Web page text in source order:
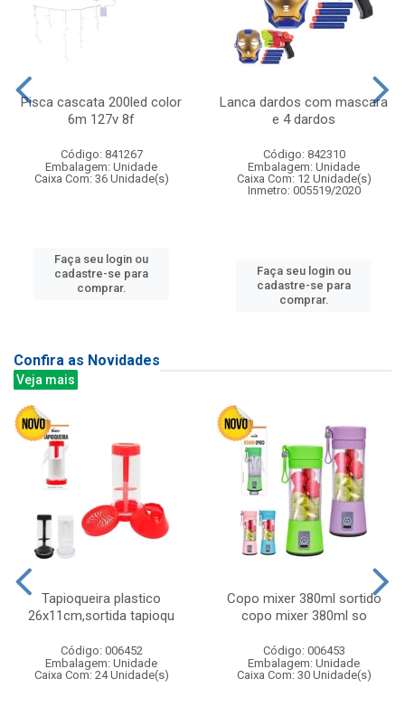
Pisca cascata 200led color
6m 127v 8f
Código: 841267
Embalagem: Unidade
Caixa Com: 36 Unidade(s)
Faça seu login ou
cadastre-se para
comprar.
Lanca dardos com mascara
e 4 dardos
Código: 842310
Embalagem: Unidade
Caixa Com: 12 Unidade(s)
Inmetro: 005519/2020
Faça seu login ou
cadastre-se para
comprar.
Confira as Novidades
Veja mais
Tapioqueira plastico
26x11cm,sortida tapioqu
Código: 006452
Embalagem: Unidade
Caixa Com: 24 Unidade(s)
Copo mixer 380ml sortido
copo mixer 380ml so
Código: 006453
Embalagem: Unidade
Caixa Com: 30 Unidade(s)